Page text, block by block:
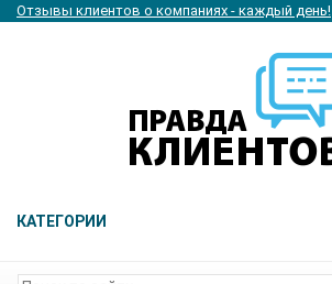
Отзывы клиентов о компаниях - каждый день!
КАТЕГОРИИ